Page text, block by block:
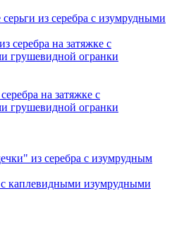
из серебра с изумрудными
на затяжке с
грушевидной огранки
из серебра с изумрудным